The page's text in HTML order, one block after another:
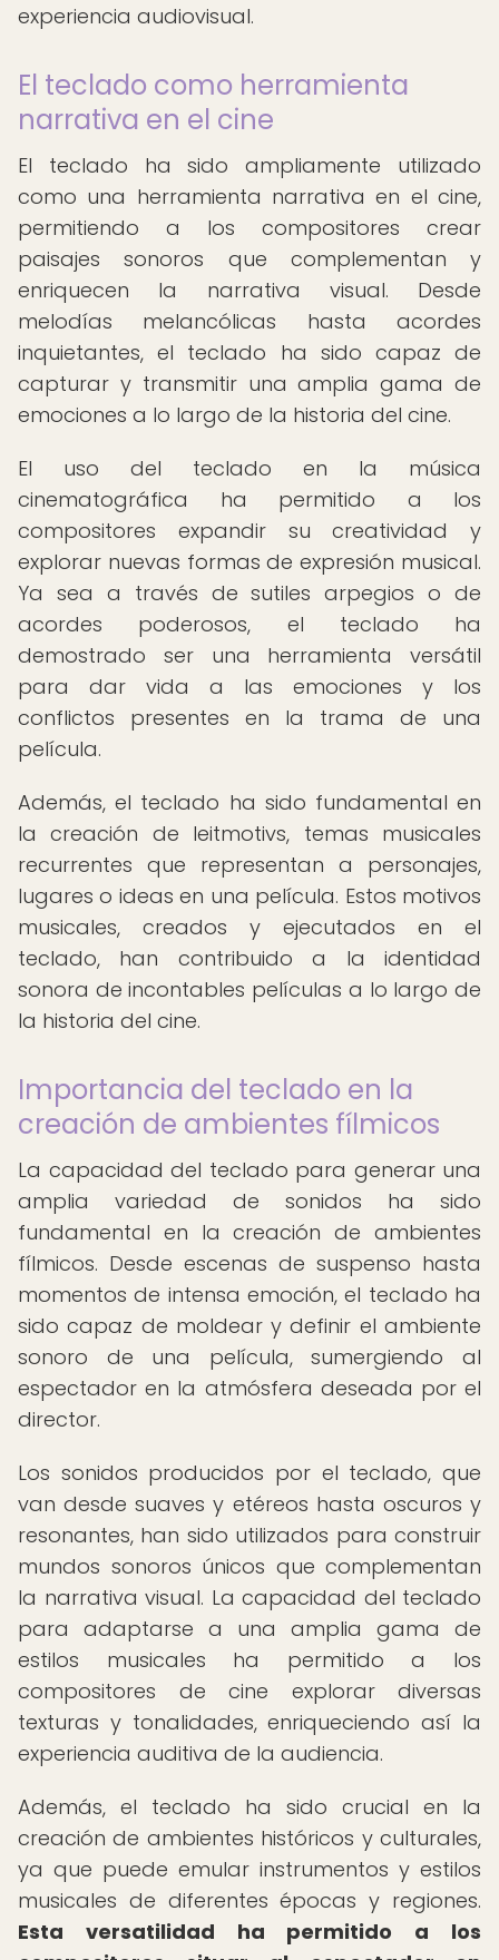
experiencia audiovisual.
El teclado como herramienta
narrativa en el cine
El teclado ha sido ampliamente utilizado
como una herramienta narrativa en el cine,
permitiendo a los compositores crear
paisajes sonoros que complementan y
enriquecen la narrativa visual. Desde
melodías melancólicas hasta acordes
inquietantes, el teclado ha sido capaz de
capturar y transmitir una amplia gama de
emociones a lo largo de la historia del cine.
El uso del teclado en la música
cinematográfica ha permitido a los
compositores expandir su creatividad y
explorar nuevas formas de expresión musical.
Ya sea a través de sutiles arpegios o de
acordes poderosos, el teclado ha
demostrado ser una herramienta versátil
para dar vida a las emociones y los
conflictos presentes en la trama de una
película.
Además, el teclado ha sido fundamental en
la creación de leitmotivs, temas musicales
recurrentes que representan a personajes,
lugares o ideas en una película. Estos motivos
musicales, creados y ejecutados en el
teclado, han contribuido a la identidad
sonora de incontables películas a lo largo de
la historia del cine.
Importancia del teclado en la
creación de ambientes fílmicos
La capacidad del teclado para generar una
amplia variedad de sonidos ha sido
fundamental en la creación de ambientes
fílmicos. Desde escenas de suspenso hasta
momentos de intensa emoción, el teclado ha
sido capaz de moldear y definir el ambiente
sonoro de una película, sumergiendo al
espectador en la atmósfera deseada por el
director.
Los sonidos producidos por el teclado, que
van desde suaves y etéreos hasta oscuros y
resonantes, han sido utilizados para construir
mundos sonoros únicos que complementan
la narrativa visual. La capacidad del teclado
para adaptarse a una amplia gama de
estilos musicales ha permitido a los
compositores de cine explorar diversas
texturas y tonalidades, enriqueciendo así la
experiencia auditiva de la audiencia.
Además, el teclado ha sido crucial en la
creación de ambientes históricos y culturales,
ya que puede emular instrumentos y estilos
musicales de diferentes épocas y regiones.
Esta versatilidad ha permitido a los